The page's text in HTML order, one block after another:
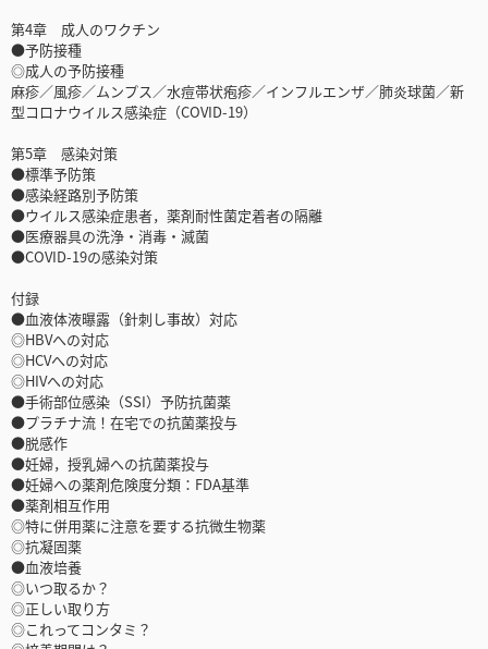
第4章 成人のワクチン
●予防接種
◎成人の予防接種
麻疹／風疹／ムンプス／水痘帯状疱疹／インフルエンザ／肺炎球菌／新
型コロナウイルス感染症（COVID-19）
第5章 感染対策
●標準予防策
●感染経路別予防策
●ウイルス感染症患者，薬剤耐性菌定着者の隔離
●医療器具の洗浄・消毒・滅菌
●COVID-19の感染対策
付録
●血液体液曝露（針刺し事故）対応
◎HBVへの対応
◎HCVへの対応
◎HIVへの対応
●手術部位感染（SSI）予防抗菌薬
●プラチナ流！在宅での抗菌薬投与
●脱感作
●妊婦，授乳婦への抗菌薬投与
●妊婦への薬剤危険度分類：FDA基準
●薬剤相互作用
◎特に併用薬に注意を要する抗微生物薬
◎抗凝固薬
●血液培養
◎いつ取るか？
◎正しい取り方
◎これってコンタミ？